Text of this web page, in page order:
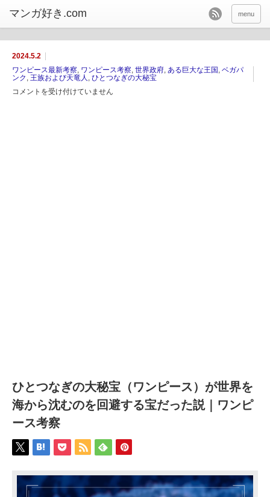
menu
2024.5.2
ワンピース最新考察, ワンピース考察, 世界政府, ある巨大な王国 , ベガパ
ンク , 王族および天竜人 , ひとつなぎの大秘宝
コメントを受け付けていません
ひとつなぎの大秘宝（ワンピース）が世界を
海から沈むのを回避する宝だった説｜ワンピ
ース考察